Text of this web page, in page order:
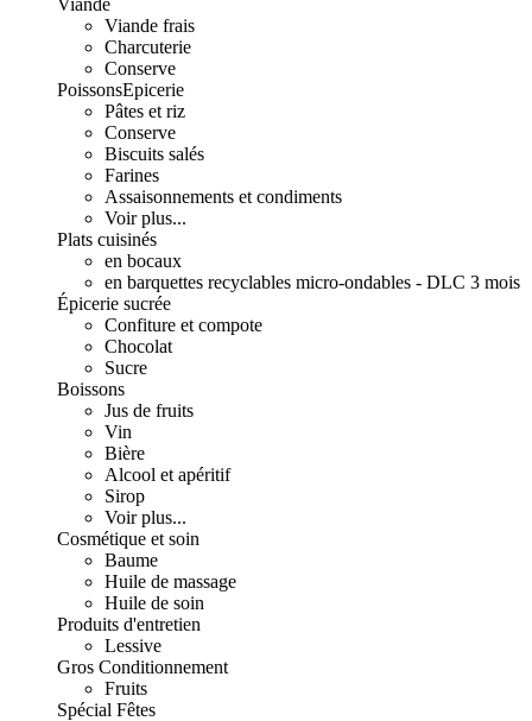
Viande
Viande frais
Charcuterie
Conserve
PoissonsEpicerie
Pâtes et riz
Conserve
Biscuits salés
Farines
Assaisonnements et condiments
Voir plus...
Plats cuisinés
en bocaux
en barquettes recyclables micro-ondables - DLC 3 mois
Épicerie sucrée
Confiture et compote
Chocolat
Sucre
Boissons
Jus de fruits
Vin
Bière
Alcool et apéritif
Sirop
Voir plus...
Cosmétique et soin
Baume
Huile de massage
Huile de soin
Produits d'entretien
Lessive
Gros Conditionnement
Fruits
Spécial Fêtes